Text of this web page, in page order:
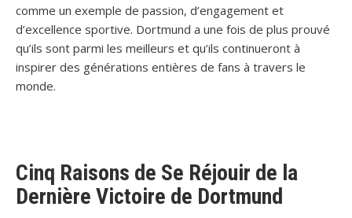
comme un exemple de passion, d’engagement et
d’excellence sportive. Dortmund a une fois de plus prouvé
qu’ils sont parmi les meilleurs et qu’ils continueront à
inspirer des générations entières de fans à travers le
monde.
Cinq Raisons de Se Réjouir de la
Dernière Victoire de Dortmund